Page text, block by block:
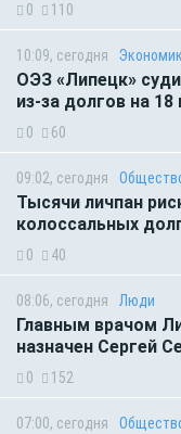
0 110
10:09, сегодня
ОЭЗ «Липецк»
из-за долгов на 18
0 60
09:02, сегодня
Тысячи личпан
колоссальных
0 40
08:06, сегодня Люди
Главным врачом
назначен Сергей
0 152
07:00, сегодня